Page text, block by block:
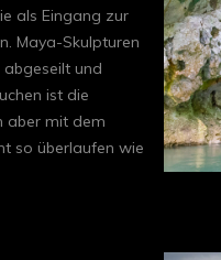
als Eingang zur
Maya-Skulpturen
und
ist die
aber mit dem
so überlaufen wie